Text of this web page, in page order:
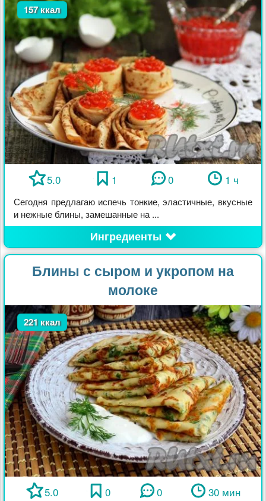
157 ккал
5.0 1 0 1 ч
Сегодня предлагаю испечь тонкие, эластичные, вкусные
и нежные блины, замешанные на ...
Ингредиенты
Блины с сыром и укропом на
молоке
221 ккал
5.0 0 0 30 мин